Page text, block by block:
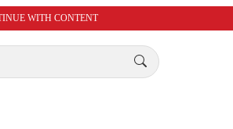
WITH CONTENT